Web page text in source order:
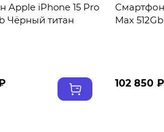
Apple iPhone 15 Pro
Чёрный титан
Смартфон
Max
102 850 ₽